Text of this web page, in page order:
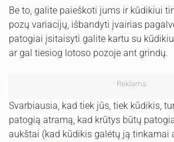
Be to, galite paieškoti jums ir kūdikiui
pozų variacijų, išbandyti įvairias
patogiai įsitaisyti galite kartu su
ar gal tiesiog lotoso pozoje ant grindų.
Reklama:
Svarbiausia, kad tiek jūs, tiek kūdikis,
patogią atramą, kad krūtys būtų
aukštai (kad kūdikis galėtų ją tinkamai